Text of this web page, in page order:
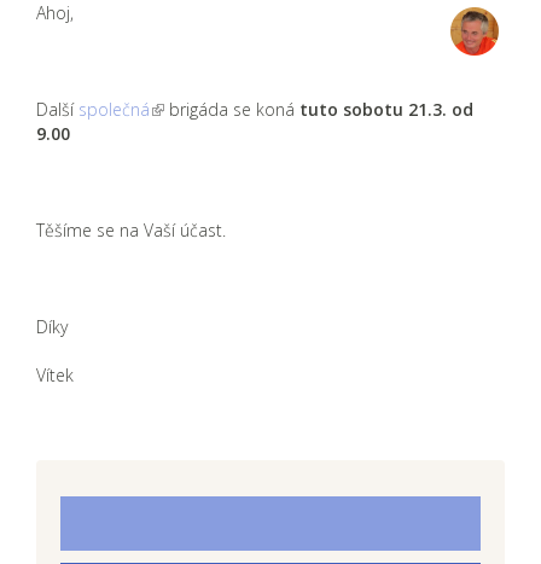
Ahoj,
Další společná brigáda se koná tuto sobotu 21.3. od
9.00
Těšíme se na Vaší účast.
Díky
Vítek